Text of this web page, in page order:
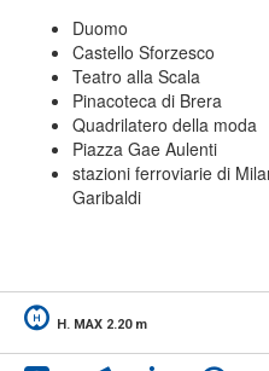
Duomo
Castello Sforzesco
Teatro alla Scala
Pinacoteca di Brera
Quadrilatero della moda
Piazza Gae Aulenti
stazioni ferroviarie di
Garibaldi
H. MAX 2.20 m